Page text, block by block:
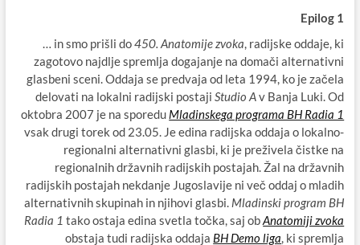
Epilog 1
… in smo prišli do450. Anatomije zvoka, radijske oddaje, ki
zagotovo najdlje spremlja dogajanje na domači alternativni
glasbeni sceni. Oddaja se predvaja od leta 1994, ko je začela
delovati na lokalni radijski postajiStudio Av Banja Luki. Od
oktobra 2007 je na sporedu Mladinskega programa BH Radia 1
vsak drugi torek od 23.05. Je edina radijska oddaja o lokalno-
regionalni alternativni glasbi, ki je preživela čistke na
regionalnih državnih radijskih postajah. Žal na državnih
radijskih postajah nekdanje Jugoslavije ni več oddaj o mladih
alternativnih skupinah in njihovi glasbi. Mladinski program BH
Radia 1 tako ostaja edina svetla točka, saj obAnatomiji zvoka
obstaja tudi radijska oddaja BH Demo liga, ki spremlja